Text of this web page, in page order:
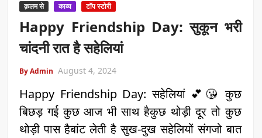
क़लम से काव्य टॉप स्टोरी
Happy Friendship Day: सुकून भरी
चांदनी रात है सहेलियां
By Admin August 4, 2024
Happy Friendship Day: सहेलियां 💕😘 कुछ
बिछड़ गई कुछ आज भी साथ हैकुछ थोड़ी दूर तो कुछ
थोड़ी पास हैबांट लेती है सुख-दुख सहेलियों संगजो बात